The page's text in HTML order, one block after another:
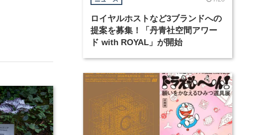
ロイヤルホストなど3ブランドへの
提案を募集！「丹青社空間アワー
ド with ROYAL」が開始